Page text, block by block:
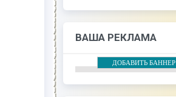
ВАША РЕКЛАМА
ДОБАВИТЬ БАННЕР